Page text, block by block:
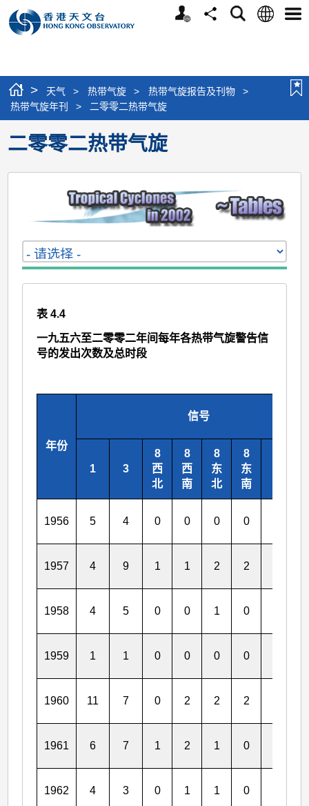
个
分
搜
语
选
> 天气 > 热带气旋 > 热带气旋报告及刊物
>
热带气旋年刊
> 二零零二热带气旋
二零零二热带气旋
表 4.4
一九五六至二零零二年间每年各热带气旋警告信
号的发出次数及总时段
年份
信号
1 3
8
西
北
8
西
南
8
东
北
8
东
南
1956 5 4 0 0 0 0
1957 4 9 1 1 2 2
1958 4 5 0 0 1 0
1959 1 1 0 0 0 0
1960 11 7 0 2 2 2
1961 6 7 1 2 1 0
1962 4 3 0 1 1 0